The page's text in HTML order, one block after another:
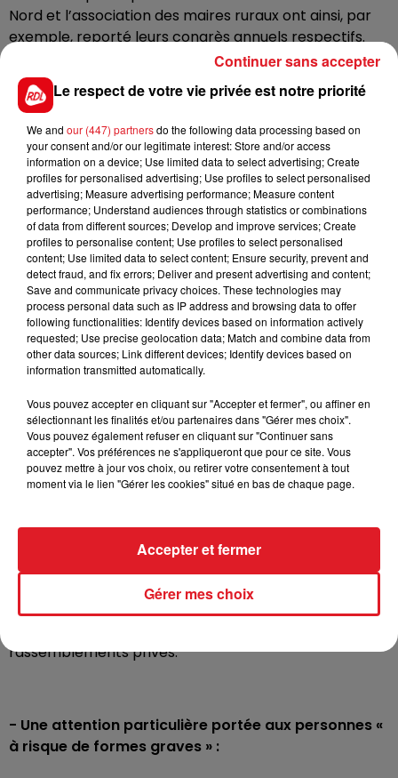
Nord et l’association des maires ruraux ont ainsi, par
exemple, reporté leurs congrès annuels respectifs.
- d’autre part, les exigences des protocoles sanitaires
sont réévaluées pour l’organisation des ventes au
déballage, vide-greniers et brocantes... Ceux-ci ne
pourront se tenir que si le nombre d'exposants reste
inférieur à 200, en veillant à un écart d'une place
minimum entre deux exposants et en assurant un
sens de circulation avec fléchage pour éviter les
brassages de populations.
- La préfecture étend l’obligation du port du
masque autour des établissements recevant du
public (ERP) dans un périmètre de 50 mètres.
centres commerciaux, bibliothèques, musées,
administrations, lieux de culte sont concernés. Au sein
de ces établissements, le port du masque était déjà
obligatoire.
évènements privés familiaux ou amicaux :
Un nombre significatif de foyers épidémiques trouve
son origine dans le cadre familial ou amical. Il
appartient donc à chacun de protéger ses proches
rassemblements privés.
- Une attention particulière portée aux personnes «
à risque de formes graves » :
Le respect de votre vie privée est notre priorité
We and our (447) partnersdo the following data processing based on
your consent and/or our legitimate interest: Store and/or access
information on a device; Use limited data to select advertising; Create
profiles for personalised advertising; Use profiles to select personalised
advertising; Measure advertising performance; Measure content
performance; Understand audiences through statistics or combinations
of data from different sources; Develop and improve services; Create
profiles to personalise content; Use profiles to select personalised
content; Use limited data to select content; Ensure security, prevent and
detect fraud, and fix errors; Deliver and present advertising and content;
Save and communicate privacy choices. These technologies may
process personal data such as IP address and browsing data to offer
following functionalities: Identify devices based on information actively
requested; Use precise geolocation data; Match and combine data from
other data sources; Link different devices; Identify devices based on
information transmitted automatically.
Vous pouvez accepter en cliquant sur "Accepter et fermer", ou affiner en
sélectionnant les finalités et/ou partenaires dans "Gérer mes choix".
Vous pouvez également refuser en cliquant sur "Continuer sans
accepter". Vos préférences ne s'appliqueront que pour ce site. Vous
pouvez mettre à jour vos choix, ou retirer votre consentement à tout
moment via le lien "Gérer les cookies" situé en bas de chaque page.
Gérer mes choix
Accepter et fermer
Continuer sans accepter